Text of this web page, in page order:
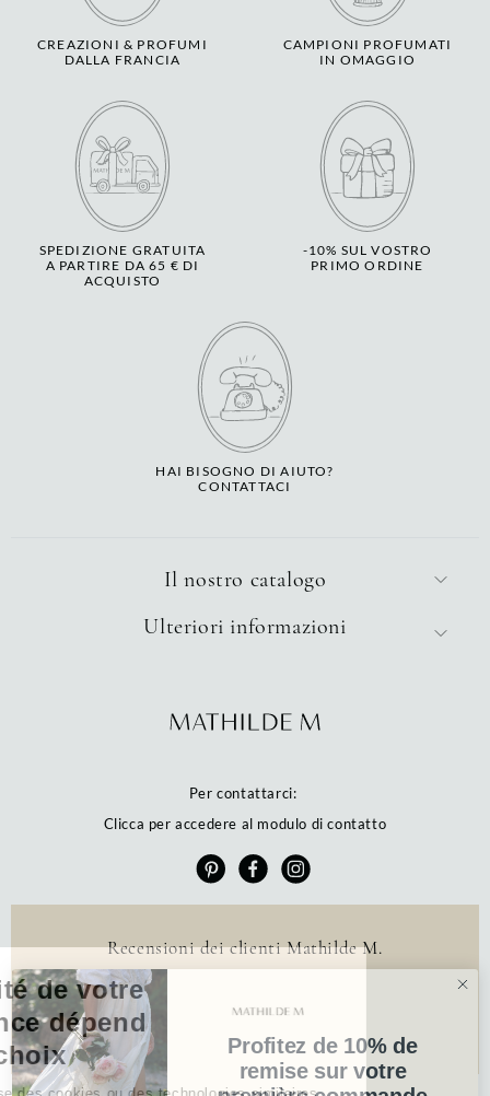
La qualité de votre
expérience dépend
de vos choix
CREAZIONI & PROFUMI
DALLA FRANCIA
CAMPIONI PROFUMATI
IN OMAGGIO
SPEDIZIONE GRATUITA
A PARTIRE DA 65 € DI
ACQUISTO
-10% SUL VOSTRO
PRIMO ORDINE
HAI BISOGNO DI AIUTO?
CONTATTACI
Il nostro catalogo
Per contattarci:
Clicca per accedere al modulo di contatto
Ulteriori informazioni
Recensioni dei clienti Mathilde M.
384 recensioni
Profitez de 10% de
remise sur votre
Profitez de 10% de
remise sur votre